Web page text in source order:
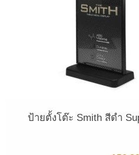
ป้ายตั้งโต๊ะ Smith สีดำ